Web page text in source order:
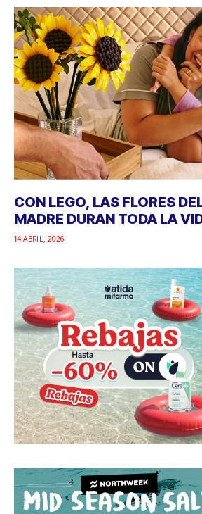
CON LEGO, LAS FLORES
MADRE DURAN TODA LA
14 ABRIL, 2026